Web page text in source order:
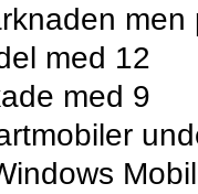
men
med 12
med 9